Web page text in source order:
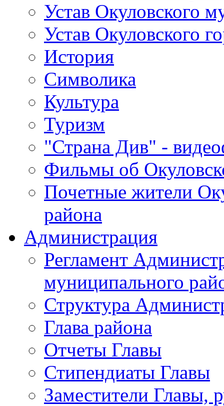
Устав Окуловского
Устав Окуловского
История
Символика
Культура
Туризм
"Страна Див" -
Фильмы об
Почетные жители
района
Администрация
Регламент
муниципального
Структура
Глава района
Отчеты Главы
Стипендиаты Главы
Заместители Главы,